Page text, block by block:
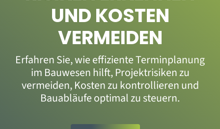
UND KOSTEN
VERMEIDEN
Erfahren Sie, wie effiziente Terminplanung
im Bauwesen hilft, Projektrisiken zu
vermeiden, Kosten zu kontrollieren und
Bauabläufe optimal zu steuern.